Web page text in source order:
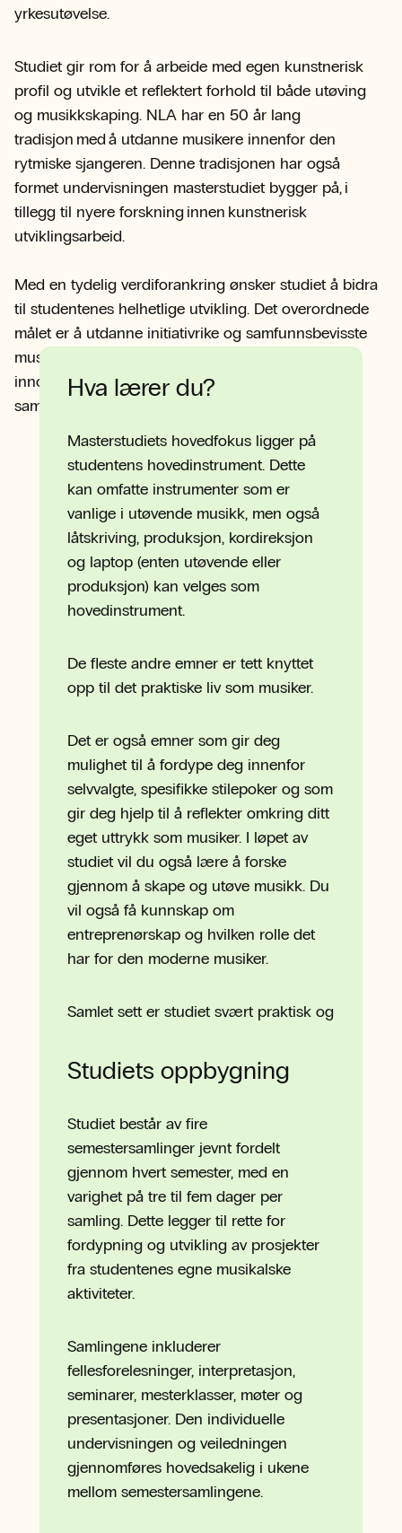
yrkesutøvelse.
Studiet gir rom for å arbeide med egen kunstnerisk
profil og utvikle et reflektert forhold til både utøving
og musikkskaping. NLA har en 50 år lang
tradisjon med å utdanne musikere innenfor den
rytmiske sjangeren. Denne tradisjonen har også
formet undervisningen masterstudiet bygger på, i
tillegg til nyere forskning innen kunstnerisk
utviklingsarbeid.
Med en tydelig verdiforankring ønsker studiet å bidra
til studentenes helhetlige utvikling. Det overordnede
målet er å utdanne initiativrike og samfunnsbevisste
musikere som fremmer entreprenørskap og
innovasjon, både i kommersielle og ideelle
sammenhenger.
Hva lærer du?
Masterstudiets hovedfokus ligger på
studentens hovedinstrument. Dette
kan omfatte instrumenter som er
vanlige i utøvende musikk, men også
låtskriving, produksjon, kordireksjon
og laptop (enten utøvende eller
produksjon) kan velges som
hovedinstrument.
De fleste andre emner er tett knyttet
opp til det praktiske liv som musiker.
Det er også emner som gir deg
mulighet til å fordype deg innenfor
selvvalgte, spesifikke stilepoker og som
gir deg hjelp til å reflekter omkring ditt
eget uttrykk som musiker. I løpet av
studiet vil du også lære å forske
gjennom å skape og utøve musikk. Du
vil også få kunnskap om
entreprenørskap og hvilken rolle det
har for den moderne musiker.
Samlet sett er studiet svært praktisk og
musiker.
Studiets oppbygning
Studiet består av fire
semestersamlinger jevnt fordelt
gjennom hvert semester, med en
varighet på tre til fem dager per
samling. Dette legger til rette for
fordypning og utvikling av prosjekter
fra studentenes egne musikalske
aktiviteter.
Samlingene inkluderer
fellesforelesninger, interpretasjon,
seminarer, mesterklasser, møter og
presentasjoner. Den individuelle
undervisningen og veiledningen
gjennomføres hovedsakelig i ukene
mellom semestersamlingene.